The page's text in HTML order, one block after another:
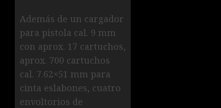
Además de un cargador
para pistola cal. 9 mm
con aprox. 17 cartuchos,
aprox. 700 cartuchos
cal. 7.62×51 mm para
cinta eslabones, cuatro
envoltorios de